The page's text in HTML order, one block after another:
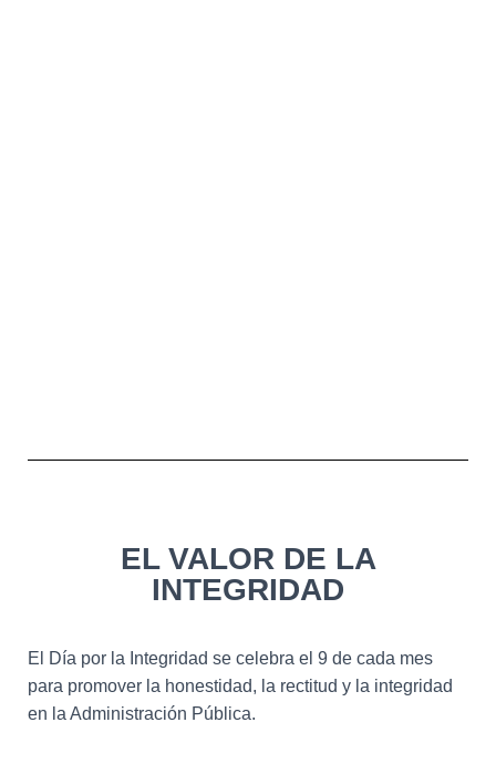
EL VALOR DE LA
INTEGRIDAD
El Día por la Integridad se celebra el 9 de cada mes
para promover la honestidad, la rectitud y la integridad
en la Administración Pública.